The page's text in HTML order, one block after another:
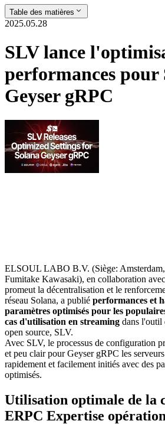
Table des matières
2025.05.28
SLV lance
performances pour
Geyser gRPC
ELSOUL LABO B.V. (Siège:
Fumitake Kawasaki), en collaboration
promeut la décentralisation et le
réseau Solana, a publié performances et
paramètres optimisés pour les
cas d'utilisation en streaming dans l'outil
open source, SLV.
Avec SLV, le processus de configuration
et peu clair pour Geyser gRPC les
rapidement et facilement initiés avec des
optimisés.
Utilisation optimale de la
ERPC Expertise